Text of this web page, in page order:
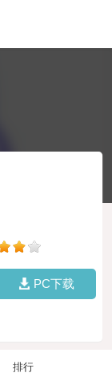
PC下载
排行